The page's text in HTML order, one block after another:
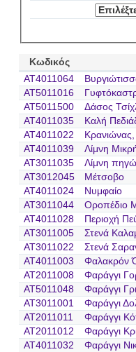
Κωδικός
AT4011064
AT5011016
AT5011500
Δάσος
AT4011035
Καλή
AT4011022
AT4011039
Λίμνη
AT3011035
Λίμνη
AT3012045
Μέτσοβο
AT4011024
Νυμφαίο
AT3011044
Οροπέδιο
AT4011028
Περιοχή
AT3011005
Στενά
AT3011022
Στενά
AT4011003
Φαλακρόν
AT2011008
Φαράγγι
AT5011048
Φαράγγι
AT3011001
Φαράγγι
AT2011011
Φαράγγι
AT2011012
Φαράγγι
AT4011032
Φαράγγι